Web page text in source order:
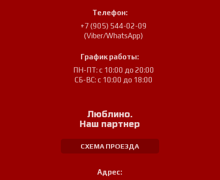
Телефон:
+7 (905) 544-02-09
(Viber/WhatsApp)
График работы:
ПН-ПТ: с 10:00 до 20:00
СБ-ВС: с 10:00 до 18:00
Люблино.
Наш партнер
СХЕМА ПРОЕЗДА
Адрес: